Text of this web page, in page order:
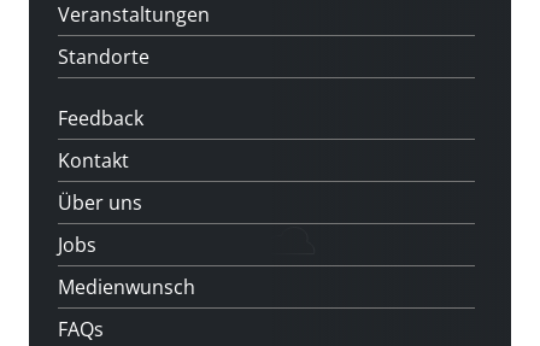
Veranstaltungen
Standorte
Feedback
Kontakt
Über uns
Jobs
Medienwunsch
FAQs